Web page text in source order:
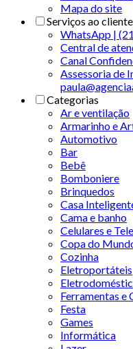
Mapa do site
Serviços ao cliente
WhatsApp |
Central de
Canal
Assessoria de
Categorias
Ar e ventilação
Armarinho e
Automotivo
Bar
Bebê
Bomboniere
Brinquedos
Casa
Cama e banho
Celulares e
Copa do
Cozinha
Eletroportáteis
Ferramentas e
Festa
Games
Informática